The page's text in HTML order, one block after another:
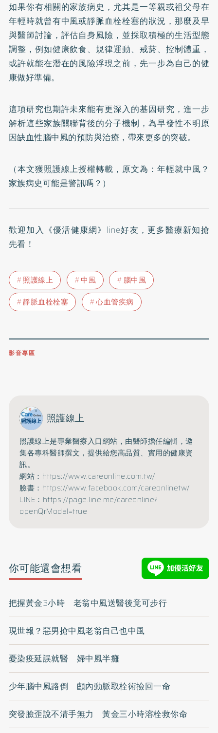
如果你有相關的家族病史，尤其是一等親或祖父母在
年輕時就曾有中風或靜脈血栓栓塞的狀況，那麼及早
與醫師討論，評估自身風險，並採取積極的生活型態
調整，例如健康飲食、規律運動、戒菸、控制體重，
或許就能在潛在的風險浮現之前，先一步為自己的健
康做好準備。
這項研究也期許未來能有更深入的基因研究，進一步
解析這些家族關聯背後的分子機制，為早發性不明原
因缺血性腦中風的預防與治療，帶來更多的突破。
（本文獲照護線上授權轉載，原文為： 年輕就中風？
家族病史可能是警訊嗎？ ）
歡迎加入 《優活健康網》line好友 ，更多醫療新知搶
先看！
照護線上 中風
腦中風
靜脈血栓栓塞
心血管疾病
影音專區
照護線上
照護線上是專業醫療入口網站，由醫師擔任編輯，邀
集各專科醫師撰文，提供給您高品質、實用的健康資
訊。
網站：https://www.careonline.com.tw/
臉書：https://www.facebook.com/careonlinetw/
LINE：https://page.line.me/careonline?
openQrModal=true
你可能還會想看
把握黃金3小時 老翁中風送醫後竟可步行
現世報？惡男搶中風老翁自己也中風
憂染疫延誤就醫 婦中風半癱
少年腦中風路倒 顱內動脈取栓術撿回一命
突發臉歪說不清手無力 黃金三小時溶栓救你命